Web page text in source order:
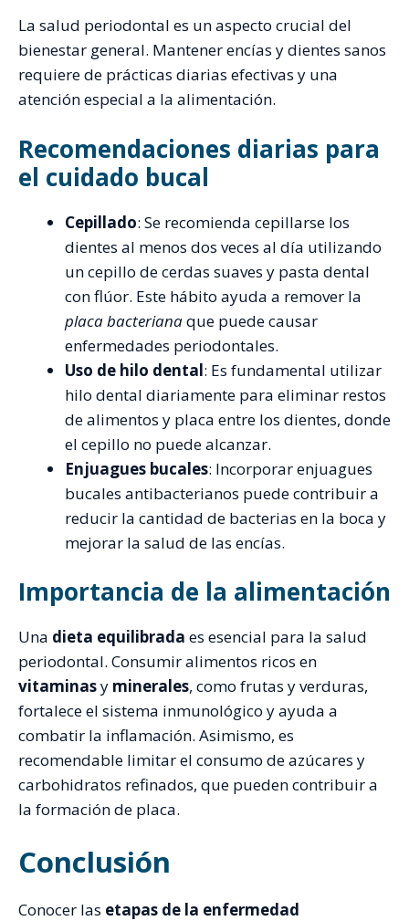
La salud periodontal es un aspecto crucial del
bienestar general. Mantener encías y dientes sanos
requiere de prácticas diarias efectivas y una
atención especial a la alimentación.
Recomendaciones diarias para
el cuidado bucal
Cepillado: Se recomienda cepillarse los
dientes al menos dos veces al día utilizando
un cepillo de cerdas suaves y pasta dental
con flúor. Este hábito ayuda a remover la
placa bacterianaque puede causar
enfermedades periodontales.
Uso de hilo dental: Es fundamental utilizar
hilo dental diariamente para eliminar restos
de alimentos y placa entre los dientes, donde
el cepillo no puede alcanzar.
Enjuagues bucales: Incorporar enjuagues
bucales antibacterianos puede contribuir a
reducir la cantidad de bacterias en la boca y
mejorar la salud de las encías.
Importancia de la alimentación
Una dieta equilibrada es esencial para la salud
periodontal. Consumir alimentos ricos en
vitaminasy minerales, como frutas y verduras,
fortalece el sistema inmunológico y ayuda a
combatir la inflamación. Asimismo, es
recomendable limitar el consumo de azúcares y
carbohidratos refinados, que pueden contribuir a
la formación de placa.
Conclusión
Conocer las etapas de la enfermedad